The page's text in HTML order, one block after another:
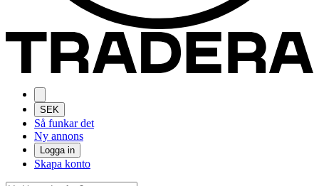
SEK
Så funkar det
Ny annons
Logga in
Skapa konto